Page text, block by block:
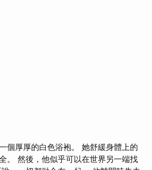
個厚厚的白色浴袍。 她舒緩身體上的
。 然後，他似乎可以在世界另一端找